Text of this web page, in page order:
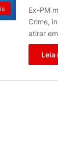
Ex-PM
Crime,
atirar
Leia